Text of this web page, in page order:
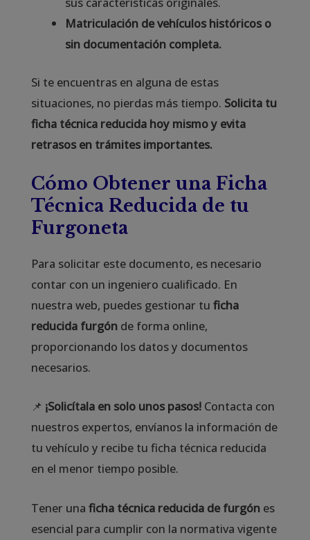
Matriculación de vehículos históricos o
sin documentación completa.
Si te encuentras en alguna de estas
situaciones, no pierdas más tiempo. Solicita tu
ficha técnica reducida hoy mismo y evita
retrasos en trámites importantes.
Cómo Obtener una Ficha
Técnica Reducida de tu
Furgoneta
Para solicitar este documento, es necesario
contar con un ingeniero cualificado. En
nuestra web, puedes gestionar tu ficha
reducida furgón de forma online,
proporcionando los datos y documentos
necesarios.
📌 ¡Solicítala en solo unos pasos!Contacta con
nuestros expertos, envíanos la información de
tu vehículo y recibe tu ficha técnica reducida
en el menor tiempo posible.
Tener una ficha técnica reducida de furgón es
esencial para cumplir con la normativa vigente